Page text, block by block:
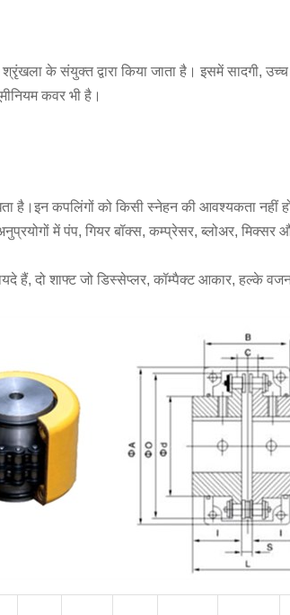
के संयुक्त द्वारा किया जाता है। इसमें सादगी,
कवर भी है।
है।इन कपलिंगों को किसी स्नेहन की आवश्यकता नहीं
में पंप, गियर बॉक्स, कम्प्रेसर, ब्लोअर,
हैं, दो शाफ्ट जो डिस्सेप्लर, कॉम्पैक्ट आकार, हल्के